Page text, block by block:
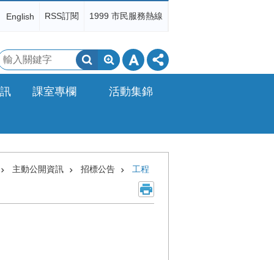
English RSS訂閱 1999 市民服務熱線
搜
尋
課室專欄 活動集錦
主動公開資訊 招標公告 工程